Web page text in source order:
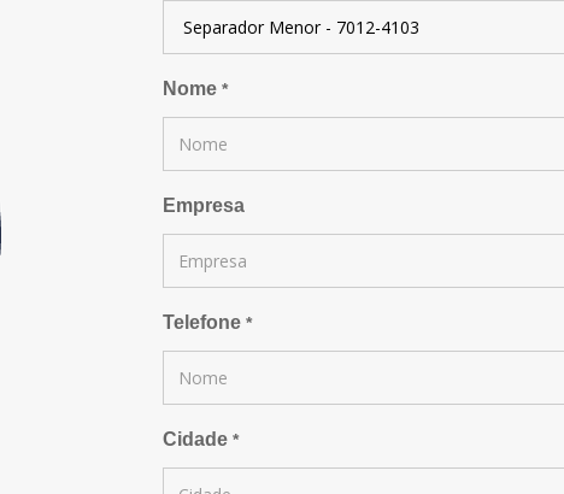
Nome *
Empresa
Telefone *
Cidade *